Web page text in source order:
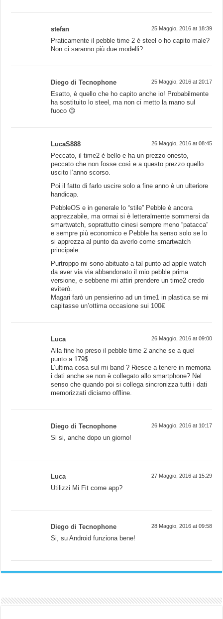
stefan 25 Maggio, 2016 at 18:39
Praticamente il pebble time 2 é steel o ho capito male?
Non ci saranno più due modelli?
Diego di Tecnophone 25 Maggio, 2016 at 20:17
Esatto, è quello che ho capito anche io! Probabilmente
ha sostituito lo steel, ma non ci metto la mano sul
fuoco 😉
LucaS888 26 Maggio, 2016 at 08:45
Peccato, il time2 è bello e ha un prezzo onesto,
peccato che non fosse così e a questo prezzo quello
uscito l’anno scorso.
Poi il fatto di farlo uscire solo a fine anno è un ulteriore
handicap.
PebbleOS e in generale lo “stile” Pebble è ancora
apprezzabile, ma ormai si è letteralmente sommersi da
smartwatch, soprattutto cinesi sempre meno “patacca”
e sempre più economico e Pebble ha senso solo se lo
si apprezza al punto da averlo come smartwatch
principale.
Purtroppo mi sono abituato a tal punto ad apple watch
da aver via via abbandonato il mio pebble prima
versione, e sebbene mi attiri prendere un time2 credo
eviterò.
Magari farò un pensierino ad un time1 in plastica se mi
capitasse un’ottima occasione sui 100€
Luca 26 Maggio, 2016 at 09:00
Alla fine ho preso il pebble time 2 anche se a quel
punto a 179$.
L’ultima cosa sul mi band ? Riesce a tenere in memoria
i dati anche se non è collegato allo smartphone? Nel
senso che quando poi si collega sincronizza tutti i dati
memorizzati diciamo offline.
Diego di Tecnophone 26 Maggio, 2016 at 10:17
Si si, anche dopo un giorno!
Luca 27 Maggio, 2016 at 15:29
Utilizzi Mi Fit come app?
Diego di Tecnophone 28 Maggio, 2016 at 09:58
Si, su Android funziona bene!